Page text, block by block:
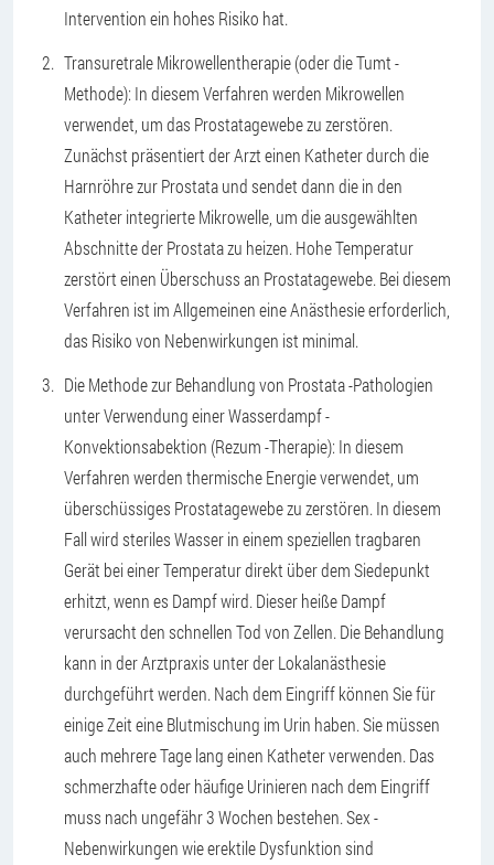
Intervention ein hohes Risiko hat.
Transuretrale Mikrowellentherapie (oder die Tumt -
Methode): In diesem Verfahren werden Mikrowellen
verwendet, um das Prostatagewebe zu zerstören.
Zunächst präsentiert der Arzt einen Katheter durch die
Harnröhre zur Prostata und sendet dann die in den
Katheter integrierte Mikrowelle, um die ausgewählten
Abschnitte der Prostata zu heizen. Hohe Temperatur
zerstört einen Überschuss an Prostatagewebe. Bei diesem
Verfahren ist im Allgemeinen eine Anästhesie erforderlich,
das Risiko von Nebenwirkungen ist minimal.
Die Methode zur Behandlung von Prostata -Pathologien
unter Verwendung einer Wasserdampf -
Konvektionsabektion (Rezum -Therapie): In diesem
Verfahren werden thermische Energie verwendet, um
überschüssiges Prostatagewebe zu zerstören. In diesem
Fall wird steriles Wasser in einem speziellen tragbaren
Gerät bei einer Temperatur direkt über dem Siedepunkt
erhitzt, wenn es Dampf wird. Dieser heiße Dampf
verursacht den schnellen Tod von Zellen. Die Behandlung
kann in der Arztpraxis unter der Lokalanästhesie
durchgeführt werden. Nach dem Eingriff können Sie für
einige Zeit eine Blutmischung im Urin haben. Sie müssen
auch mehrere Tage lang einen Katheter verwenden. Das
schmerzhafte oder häufige Urinieren nach dem Eingriff
muss nach ungefähr 3 Wochen bestehen. Sex -
Nebenwirkungen wie erektile Dysfunktion sind